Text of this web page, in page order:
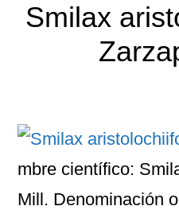
Smilax
mbre científico:
Mill. Denominación